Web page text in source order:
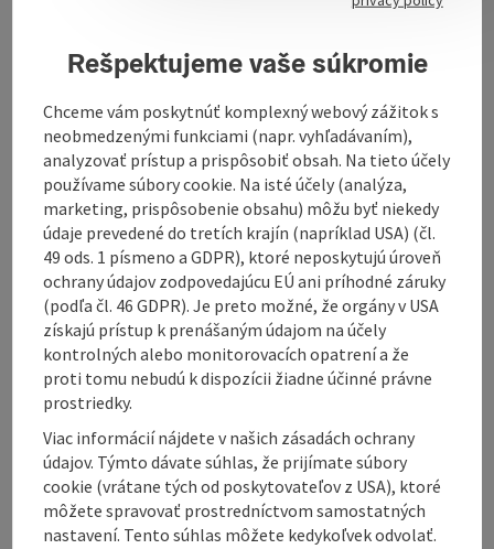
Honey directly from the beekeeper.
Contact
Opening hours
Arrival
Prices
Suitability
Accessibility
Rešpektujeme vaše súkromie
Chceme vám poskytnúť komplexný webový zážitok s
neobmedzenými funkciami (napr. vyhľadávaním),
analyzovať prístup a prispôsobiť obsah. Na tieto účely
používame súbory cookie. Na isté účely (analýza,
marketing, prispôsobenie obsahu) môžu byť niekedy
údaje prevedené do tretích krajín (napríklad USA) (čl.
49 ods. 1 písmeno a GDPR), ktoré neposkytujú úroveň
ochrany údajov zodpovedajúcu EÚ ani príhodné záruky
(podľa čl. 46 GDPR). Je preto možné, že orgány v USA
získajú prístup k prenášaným údajom na účely
kontrolných alebo monitorovacích opatrení a že
proti tomu nebudú k dispozícii žiadne účinné právne
prostriedky.
Viac informácií nájdete v našich zásadách ochrany
údajov. Týmto dávate súhlas, že prijímate súbory
cookie (vrátane tých od poskytovateľov z USA), ktoré
môžete spravovať prostredníctvom samostatných
nastavení. Tento súhlas môžete kedykoľvek odvolať.